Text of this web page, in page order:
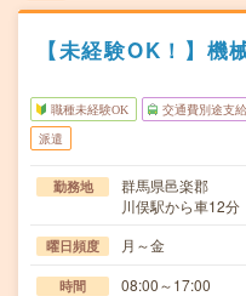
【未経験OK！】機
職種未経験OK 交通費別途支
派遣
勤務地
群馬県邑楽郡
川俣駅から車12分
曜日頻度 月～金
時間 08:00～17:00